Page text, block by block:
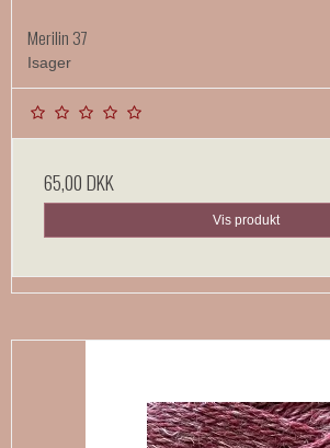
Merilin 37
Isager
65,00 DKK
Vis produkt